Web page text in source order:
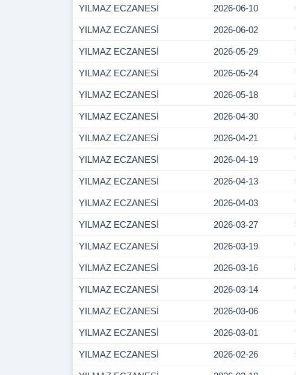
YILMAZ ECZANESİ 2026-06-10
YILMAZ ECZANESİ 2026-06-02
YILMAZ ECZANESİ 2026-05-29
YILMAZ ECZANESİ 2026-05-24
YILMAZ ECZANESİ 2026-05-18
YILMAZ ECZANESİ 2026-04-30
YILMAZ ECZANESİ 2026-04-21
YILMAZ ECZANESİ 2026-04-19
YILMAZ ECZANESİ 2026-04-13
YILMAZ ECZANESİ 2026-04-03
YILMAZ ECZANESİ 2026-03-27
YILMAZ ECZANESİ 2026-03-19
YILMAZ ECZANESİ 2026-03-16
YILMAZ ECZANESİ 2026-03-14
YILMAZ ECZANESİ 2026-03-06
YILMAZ ECZANESİ 2026-03-01
YILMAZ ECZANESİ 2026-02-26